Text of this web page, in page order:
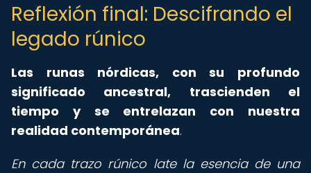
Reflexión final: Descifrando el
legado rúnico
Las runas nórdicas, con su profundo
significado ancestral, trascienden el
tiempo y se entrelazan con nuestra
realidad contemporánea.
En cada trazo rúnico late la esencia de una